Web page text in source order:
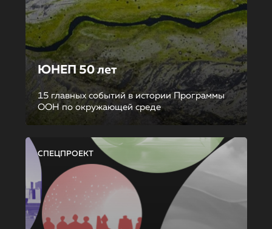
ЮНЕП 50 лет
15 главных событий в истории Программы
ООН по окружающей среде
СПЕЦПРОЕКТ